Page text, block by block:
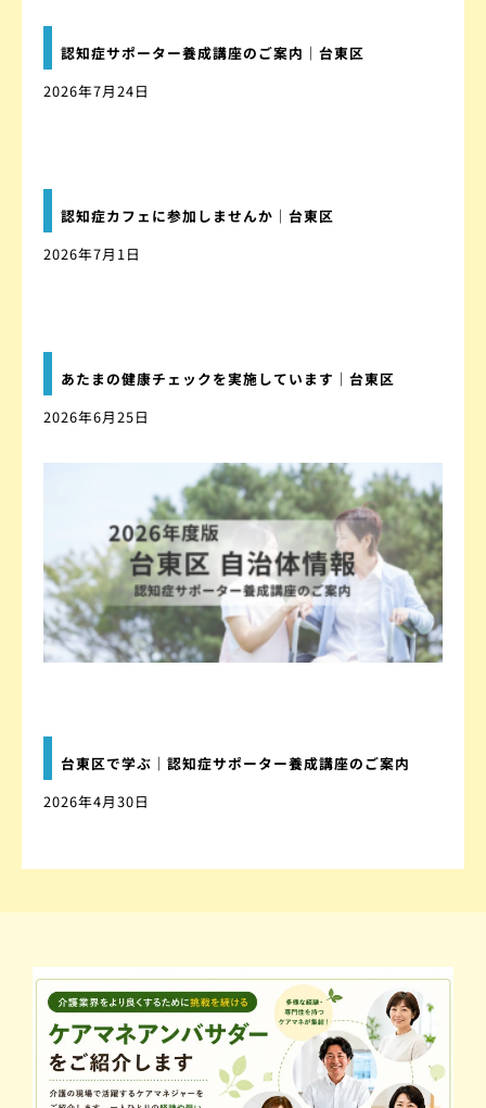
認知症サポーター養成講座のご案内｜台東区
2026年7月24日
認知症カフェに参加しませんか｜台東区
2026年7月1日
あたまの健康チェックを実施しています｜台東区
2026年6月25日
台東区で学ぶ｜認知症サポーター養成講座のご案内
2026年4月30日